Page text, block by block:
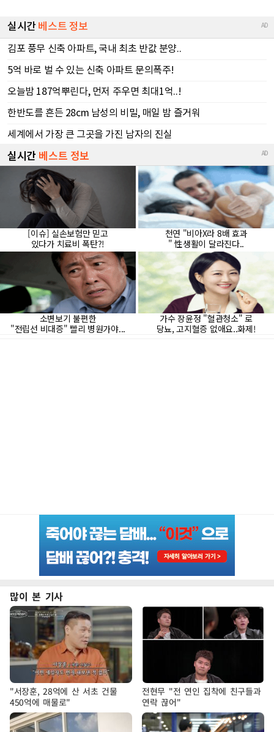
많이 본 기사
"서장훈, 28억에 산 서초 건물
450억에 매물로"
전현무 "전 연인 집착에 친구들과
연락 끊어"